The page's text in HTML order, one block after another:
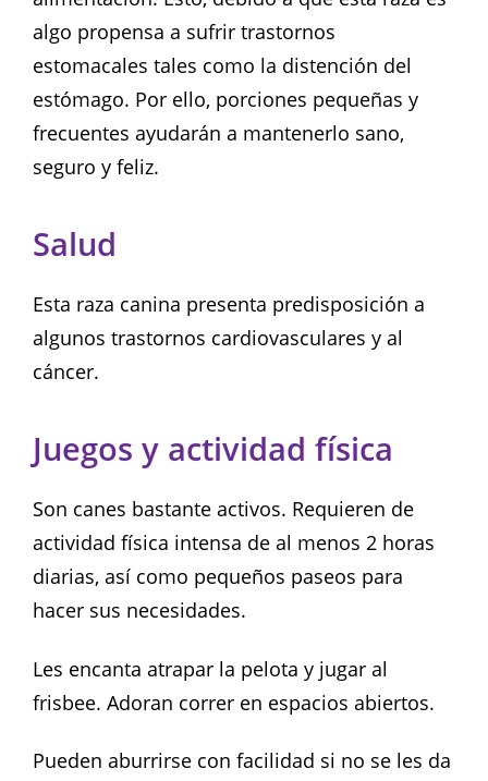
algo propensa a sufrir trastornos
estomacales tales como la distención del
estómago. Por ello, porciones pequeñas y
frecuentes ayudarán a mantenerlo sano,
seguro y feliz.
Salud
Esta raza canina presenta predisposición a
algunos trastornos cardiovasculares y al
cáncer.
Juegos y actividad física
Son canes bastante activos. Requieren de
actividad física intensa de al menos 2 horas
diarias, así como pequeños paseos para
hacer sus necesidades.
Les encanta atrapar la pelota y jugar al
frisbee. Adoran correr en espacios abiertos.
Pueden aburrirse con facilidad si no se les da